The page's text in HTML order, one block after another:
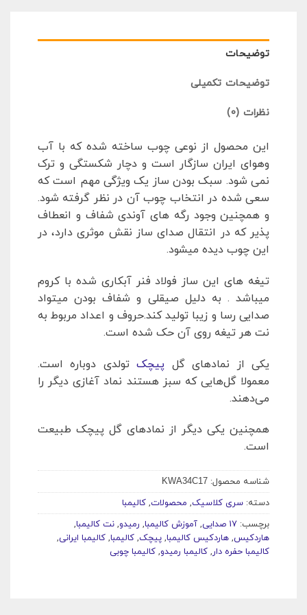
توضیحات
توضیحات تکمیلی
نظرات (0)
این محصول از نوعی چوب ساخته شده که با آب
وهوای ایران سازگار است و دچار شکستگی و ترک
نمی شود. سبک بودن ساز یک ویژگی مهم است که
سعی شده در انتخاب چوب آن در نظر گرفته شود.
و همچنین وجود رگه های آوندی شفاف و انعطاف
پذیر که در انتقال صدای ساز نقش موثری دارد، در
این چوب دیده میشود.
تیغه های این ساز فولاد فنر آبکاری شده با کروم
میباشد . به دلیل صیقلی و شفاف بودن میتواد
صدایی رسا و زیبا تولید کند.حروف و اعداد مربوط به
نت هر تیغه روی آن حک شده است.
یکی از نمادهای گلپیچک تولدی دوباره است.
معمولا گل‌هایی که سبز هستند نماد آغازی دیگر را
می‌دهند.
همچنین یکی دیگر از نمادهای گل پیچک طبیعت
است.
شناسه محصول: KWA34C17
دسته: سری کلاسیک,محصولات,کالیمبا
برچسب: 17 صدایی ,آموزش کالیمبا,رمیدو,نت کالیمبا,
هاردکیس,هاردکیس کالیمبا,پیچک,کالیمبا,کالیمبا ایرانی,
کالیمبا حفره دار,کالیمبا رمیدو,کالیمبا چوبی